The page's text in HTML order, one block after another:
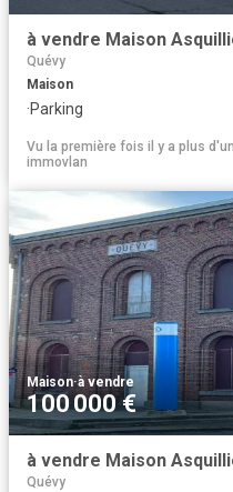
à vendre Maison
Quévy
Maison
·Parking
Vu la première fois il y a plus
immovlan
Maison·à vendre
100 000 €
à vendre Maison
Quévy